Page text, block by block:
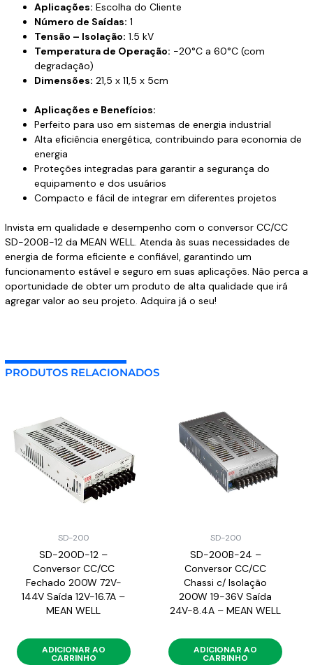
Aplicações: Escolha do Cliente
Número de Saídas: 1
Tensão – Isolação: 1.5 kV
Temperatura de Operação: -20°C a 60°C (com
degradação)
Dimensões: 21,5 x 11,5 x 5cm
Aplicações e Benefícios:
Perfeito para uso em sistemas de energia industrial
Alta eficiência energética, contribuindo para economia de
energia
Proteções integradas para garantir a segurança do
equipamento e dos usuários
Compacto e fácil de integrar em diferentes projetos
Invista em qualidade e desempenho com o conversor CC/CC
SD-200B-12 da MEAN WELL. Atenda às suas necessidades de
energia de forma eficiente e confiável, garantindo um
funcionamento estável e seguro em suas aplicações. Não perca a
oportunidade de obter um produto de alta qualidade que irá
agregar valor ao seu projeto. Adquira já o seu!
PRODUTOS RELACIONADOS
SD-200
SD-200D-12 –
Conversor CC/CC
Fechado 200W 72V-
144V Saída 12V-16.7A –
MEAN WELL
ADICIONAR AO
CARRINHO
SD-200
SD-200B-24 –
Conversor CC/CC
Chassi c/ Isolação
200W 19-36V Saída
24V-8.4A – MEAN WELL
ADICIONAR AO
CARRINHO